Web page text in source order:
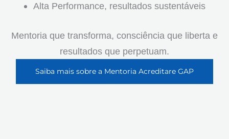
Alta Performance, resultados sustentáveis
Mentoria que transforma, consciência que liberta e
resultados que perpetuam.
Saiba mais sobre a Mentoria Acreditare GAP